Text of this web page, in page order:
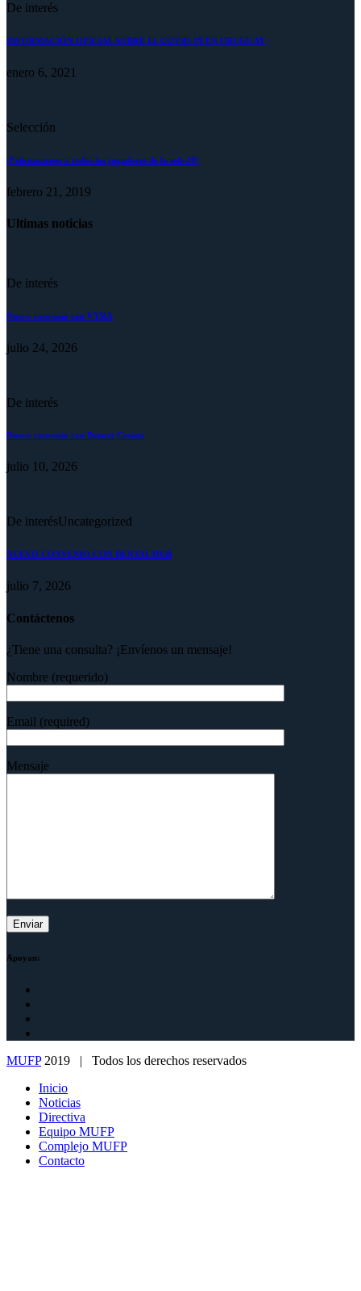
De interés
INFORMACIÓN OFICIAL SOBRE EL COVID-19 EN URUGUAY
enero 6, 2021
Selección
¡Felicitaciones a todos los jugadores de la sub-20!
febrero 21, 2019
Ultimas noticias
De interés
Nuevo convenio con VYRA
julio 24, 2026
De interés
Nuevo convenio con Deport Cream
julio 10, 2026
De interésUncategorized
NUEVO CONVENIO CON DENTAL HUB
julio 7, 2026
Contáctenos
¿Tiene una consulta? ¡Envíenos un mensaje!
Nombre (requerido)
Email (required)
Mensaje
Apoyan:
MUFP2019 | Todos los derechos reservados
Inicio
Noticias
Directiva
Equipo MUFP
Complejo MUFP
Contacto